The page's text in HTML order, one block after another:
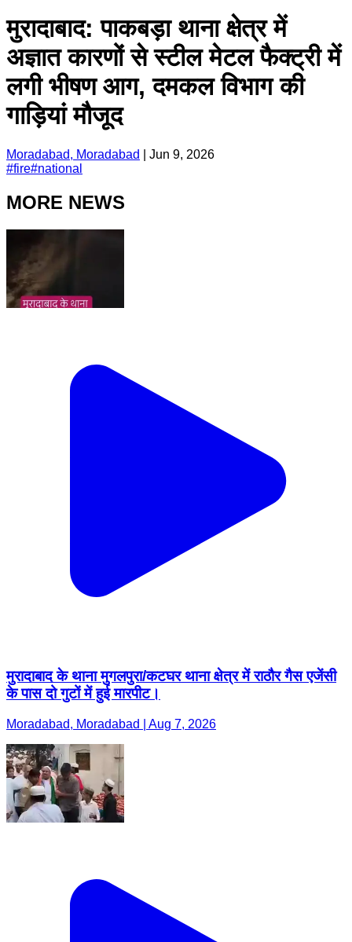
मुरादाबाद: पाकबड़ा थाना क्षेत्र में
अज्ञात कारणों से स्टील मेटल फैक्ट्री में
लगी भीषण आग, दमकल विभाग की
गाड़ियां मौजूद
Moradabad, Moradabad
Jun 9, 2026
#fire#national
MORE NEWS
मुरादाबाद के थाना मुगलपुरा/कटघर थाना क्षेत्र में राठौर गैस एजेंसी
के पास दो गुटों में हुई मारपीट।
Moradabad, Moradabad | Aug 7, 2026